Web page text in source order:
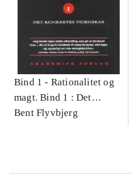
Bind 1 - Rationalitet og
magt. Bind 1 : Det
konkretes videnskab
Bent Flyvbjerg